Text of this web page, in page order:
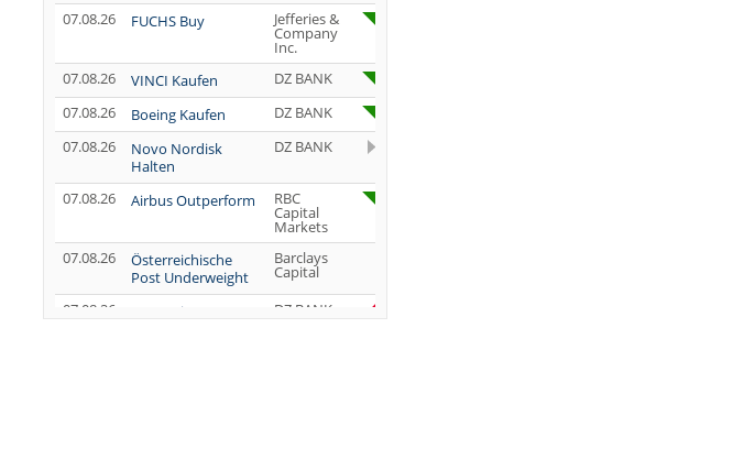
07.08.26
FUCHS Buy Jefferies &
Company
Inc.
07.08.26
VINCI Kaufen
DZ BANK
07.08.26
Boeing Kaufen
DZ BANK
07.08.26
Novo Nordisk
Halten
DZ BANK
07.08.26 Airbus Outperform RBC
Capital
Markets
07.08.26
Österreichische
Post Underweight
Barclays
Capital
07.08.26
SUSS MicroTec
DZ BANK